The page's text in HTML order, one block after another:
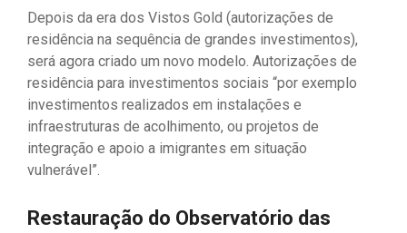
Depois da era dos Vistos Gold (autorizações de
residência na sequência de grandes investimentos),
será agora criado um novo modelo. Autorizações de
residência para investimentos sociais “por exemplo
investimentos realizados em instalações e
infraestruturas de acolhimento, ou projetos de
integração e apoio a imigrantes em situação
vulnerável”.
Restauração do Observatório das